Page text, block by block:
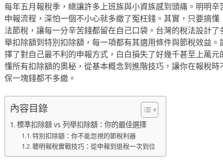
每年五月報稅季，總讓許多上班族與小資族感到頭痛。明明
申報流程，深怕一個不小心就多繳了冤枉錢。其實，只要搞
法節稅，讓每一分辛苦錢都留在自己口袋。台灣的稅法設計
舉扣除額到特別扣除額，每一項都有其適用條件與節稅效益
擇了對自己最不利的申報方式，白白損失了好幾千甚至上萬
懂所有扣除額的奧秘，從基本概念到進階技巧，讓你在報稅
保一塊錢都不多繳。
內容目錄
標準扣除額 vs 列舉扣除額：你的最佳選擇
特別扣除額：你不能忽視的節稅利器
聰明報稅實戰技巧：從申報到退稅一次到位